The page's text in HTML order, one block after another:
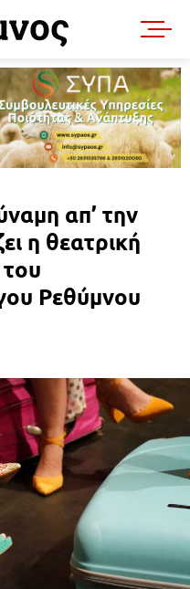
απ’ την
η θεατρική
Ρεθύμνου